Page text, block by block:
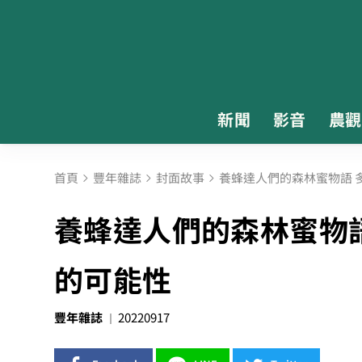
新聞 影音 農
首頁 豐年雜誌 封面故事 養蜂達人們的森林蜜物語
養蜂達人們的森林蜜
的可能性
豐年雜誌 20220917